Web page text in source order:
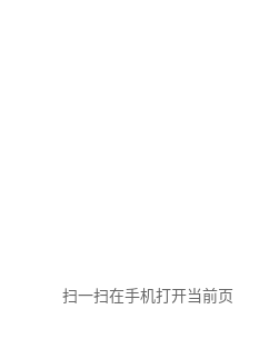
扫一扫在手机打开当前页